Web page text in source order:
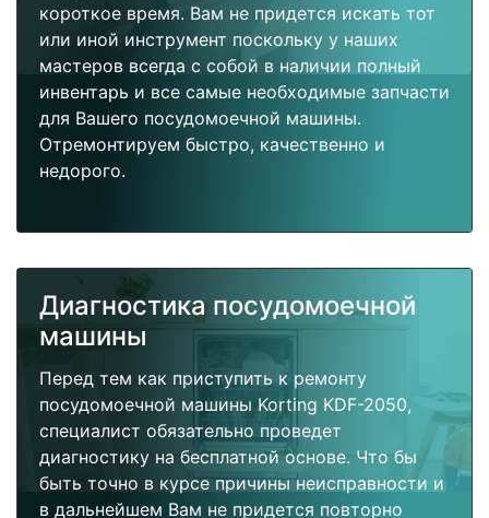
короткое время. Вам не придется искать тот
или иной инструмент поскольку у наших
мастеров всегда с собой в наличии полный
инвентарь и все самые необходимые запчасти
для Вашего посудомоечной машины.
Отремонтируем быстро, качественно и
недорого.
Диагностика посудомоечной
машины
Перед тем как приступить к ремонту
посудомоечной машины Korting KDF-2050,
специалист обязательно проведет
диагностику на бесплатной основе. Что бы
быть точно в курсе причины неисправности и
в дальнейшем Вам не придется повторно